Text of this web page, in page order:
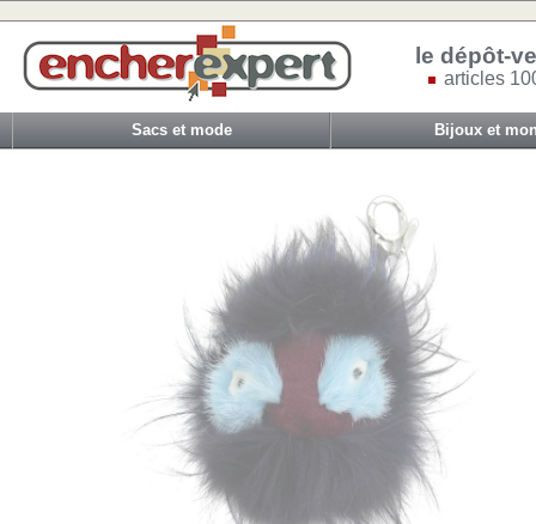
le dépôt-
articles
Sacs et mode Bijoux et